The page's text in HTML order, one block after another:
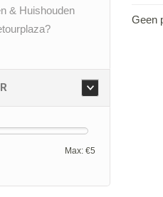
& Huishouden
Max: €5
Geen